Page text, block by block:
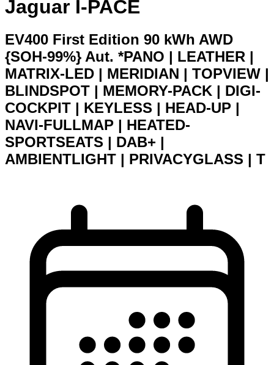
Jaguar I-PACE
EV400 First Edition 90 kWh AWD
{SOH-99%} Aut. *PANO | LEATHER |
MATRIX-LED | MERIDIAN | TOPVIEW |
BLINDSPOT | MEMORY-PACK | DIGI-
COCKPIT | KEYLESS | HEAD-UP |
NAVI-FULLMAP | HEATED-
SPORTSEATS | DAB+ |
AMBIENTLIGHT | PRIVACYGLASS | T